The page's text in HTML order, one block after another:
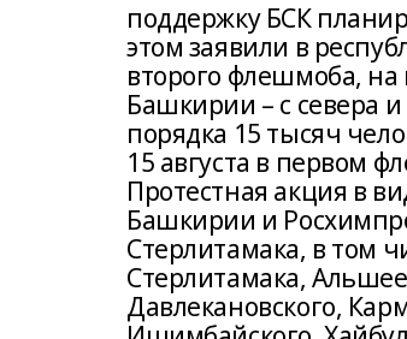
поддержку БСК
этом заявили в
второго флешмоба,
Башкирии – с севера и
порядка 15 тысяч
15 августа в первом
Протестная акция в
Башкирии и
Стерлитамака, в том
Стерлитамака,
Давлекановского,